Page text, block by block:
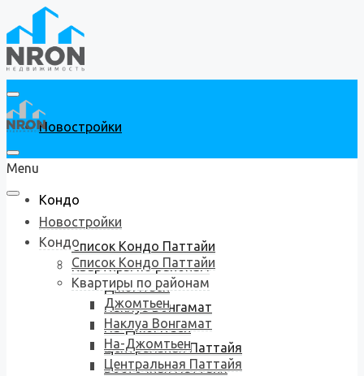
Новостройки
Кондо
Список Кондо Паттайи
Квартиры по районам
Джомтьен
Наклуа Вонгамат
На-Джомтьен
Центральная Паттайя
Восточная Паттайя
Menu
Новостройки
Кондо
Список Кондо Паттайи
Квартиры по районам
Джомтьен
Наклуа Вонгамат
На-Джомтьен
Центральная Паттайя